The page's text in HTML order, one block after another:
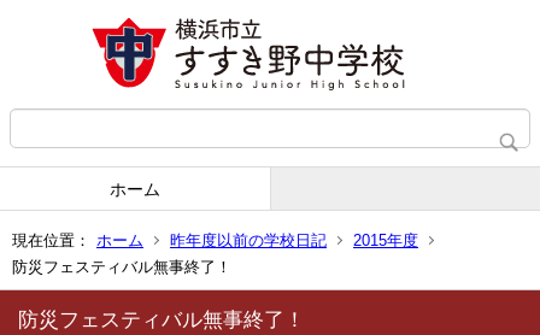
ホーム
現在位置： ホーム 昨年度以前の学校日記
2015年度
防災フェスティバル無事終了！
防災フェスティバル無事終了！